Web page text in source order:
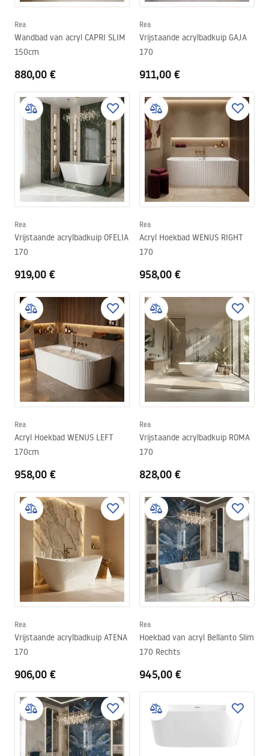
Rea
Wandbad van acryl CAPRI SLIM
150cm
880,00 €
Rea
Vrijstaande acrylbadkuip GAJA
170
911,00 €
Rea
Vrijstaande acrylbadkuip OFELIA
170
919,00 €
Rea
Acryl Hoekbad WENUS RIGHT
170
958,00 €
Rea
Acryl Hoekbad WENUS LEFT
170cm
958,00 €
Rea
Vrijstaande acrylbadkuip ROMA
170
828,00 €
Rea
Vrijstaande acrylbadkuip ATENA
170
906,00 €
Rea
Hoekbad van acryl Bellanto Slim
170 Rechts
945,00 €